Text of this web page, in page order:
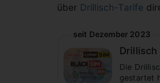
über Drillisch-Tarife
seit Dezember 2023
Die
gestartet